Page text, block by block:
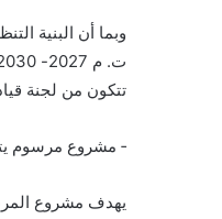
وبما أن البنية
تتكون من لجنة
‐ مشروع مرسوم
يهدف مشروع